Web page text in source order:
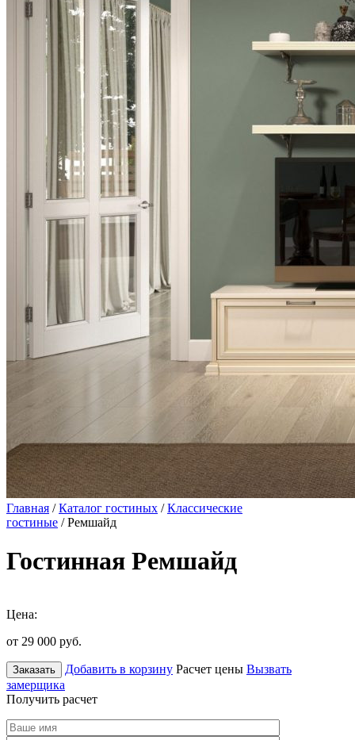
Главная /Каталог гостиных /Классические
гостиные / Ремшайд
Гостинная Ремшайд
Цена:
от 29 000 руб.
Заказать Добавить в корзину Расчет цены Вызвать
замерщика
Получить расчет